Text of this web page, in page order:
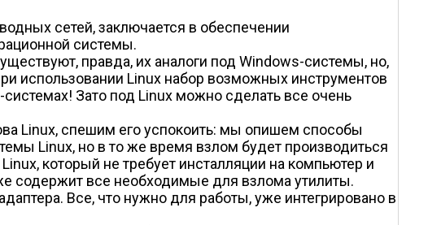
сетей, заключается в обеспечении
системы.
правда, их аналоги под Windows-системы, но,
использовании Linux набор возможных инструментов
Зато под Linux можно сделать все очень
Linux, спешим его успокоить: мы опишем способы
Linux, но в то же время взлом будет производиться
который не требует инсталляции на компьютер и
содержит все необходимые для взлома утилиты.
Все, что нужно для работы, уже интегрировано в